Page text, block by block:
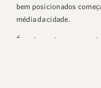
bem posicionados
média da cidade.
É exatamente nesse